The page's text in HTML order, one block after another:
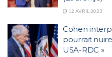
12 AVRIL 2023
Cohen
pourrait
USA-RDC »